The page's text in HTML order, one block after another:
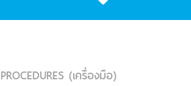
PROCEDURES (เครื่องมือ)